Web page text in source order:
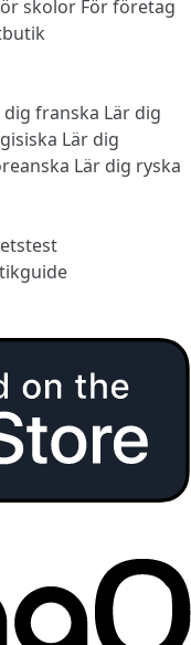
skolor För företag
dig franska Lär dig
Lär dig
Lär dig ryska